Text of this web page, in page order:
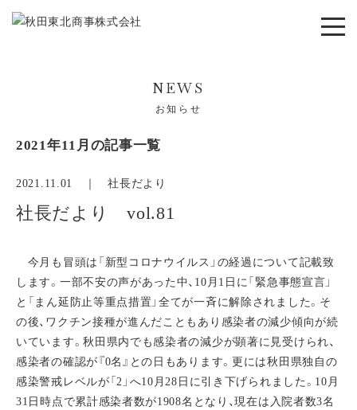
NEWS
お知らせ
2021年11月の記事一覧
2021.11.01 ｜社長だより
社長だより vol.81
今月も冒頭は「新型コロナウイルス」の経過について記載致
します。一部不安の声があった中、10月1日に「緊急事態宣言」
と「まん延防止等重点措置」全てが一斉に解除されました。そ
の後、ワクチン接種が進んだこともあり感染者の減少傾向が続
いています。秋田県内でも感染者の減少が顕著に見受けられ、
感染者の確認が『0名』との日もあります。更には秋田県独自の
感染警戒レベルが「2」へ10月28日に引き下げられました。10月
31日時点で累計感染者数が1908名となり、現在は入院者数3名